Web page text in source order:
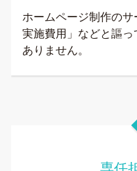
ホームページ制作の
実施費用」などと謳
ありません。